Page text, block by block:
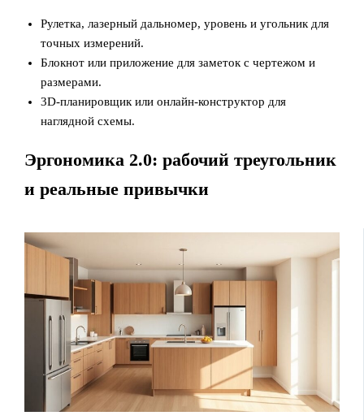
Рулетка, лазерный дальномер, уровень и угольник для
точных измерений.
Блокнот или приложение для заметок с чертежом и
размерами.
3D‑планировщик или онлайн‑конструктор для
наглядной схемы.
Эргономика 2.0: рабочий треугольник
и реальные привычки